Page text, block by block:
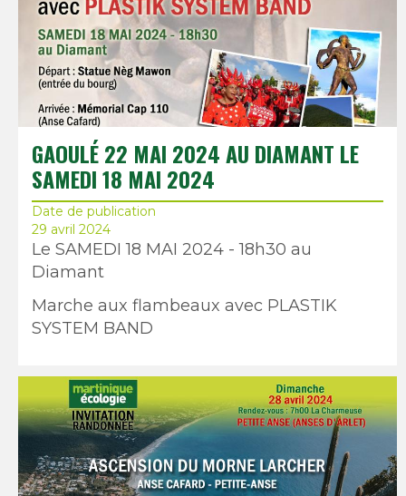
GAOULÉ 22 MAI 2024 AU DIAMANT LE
SAMEDI 18 MAI 2024
Date de publication
29 avril 2024
Le SAMEDI 18 MAI 2024 - 18h30 au
Diamant
Marche aux flambeaux avec PLASTIK
SYSTEM BAND